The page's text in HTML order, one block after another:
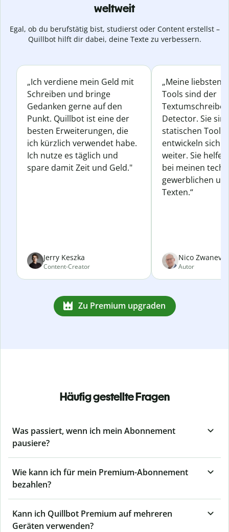
weltweit
Egal, ob du berufstätig bist, studierst oder Content erstellst –
Quillbot hilft dir dabei, deine Texte zu verbessern.
„Ich verdiene mein Geld mit
Schreiben und bringe
Gedanken gerne auf den
Punkt. Quillbot ist eine der
besten Erweiterungen, die
ich kürzlich verwendet habe.
Ich nutze es täglich und
spare damit Zeit und Geld."
Jerry Keszka
Content-Creator
„Meine liebsten
Tools sind der
Detector. Sie
statischen
entwickeln sich
weiter. Sie
bei meinen
gewerblichen
Texten.“
Nico
Autor
Zu Premium upgraden
Häufig gestellte Fragen
Was passiert, wenn ich mein Abonnement
pausiere?
Wie kann ich für mein Premium-Abonnement
bezahlen?
Kann ich Quillbot Premium auf mehreren
Geräten verwenden?